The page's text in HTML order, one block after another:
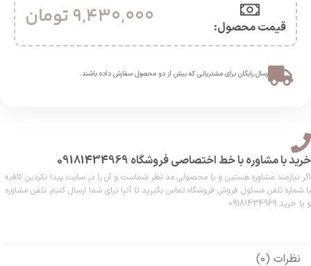
قیمت محصول:​ 9,430,000تومان
ارسال رایگان برای مشتریانی که بیش از دو محصول سفارش داده باشند.​
خرید با مشاوره با خط اختصاصی فروشگاه 09181434969
اگر نیازمند مشاوره هستین و یا محصولی مد نظر شماست و آن را در سایت پیدا نکردین کافیه
با شماره تلفن مسئول فروش فروشگاه تماس بگیرید تا آنرا برای شما ارسال کنیم. تلفن مشاوره
و یا خرید 09181434969
نظرات (0)